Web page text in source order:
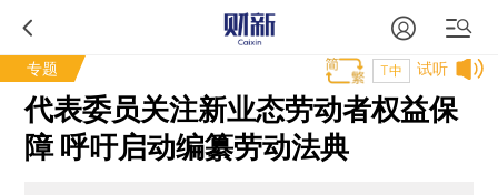
专题 试听
T中
代表委员关注新业态劳动者权益保
障 呼吁启动编纂劳动法典